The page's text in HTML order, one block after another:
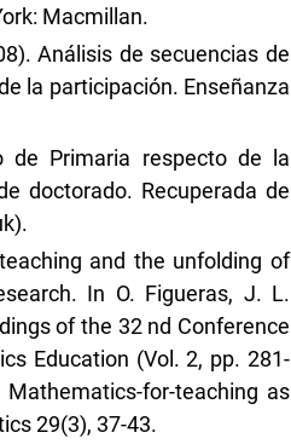
Macmillan.
Análisis de secuencias de
la participación. Enseñanza
de Primaria respecto de la
doctorado. Recuperada de
and the unfolding of
In O. Figueras, J. L.
of the 32 nd Conference
Education (Vol. 2, pp. 281-
for-teaching as
29(3), 37-43.